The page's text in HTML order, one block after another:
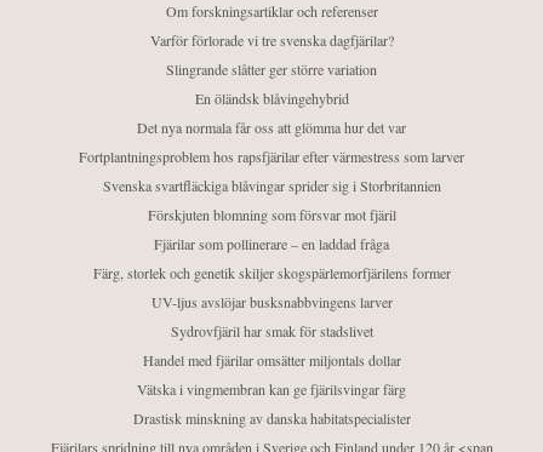
Om forskningsartiklar och referenser
Varför förlorade vi tre svenska dagfjärilar?
Slingrande slåtter ger större variation
En öländsk blåvingehybrid
Det nya normala får oss att glömma hur det var
Fortplantningsproblem hos rapsfjärilar efter värmestress som larver
Svenska svartfläckiga blåvingar sprider sig i Storbritannien
Förskjuten blomning som försvar mot fjäril
Fjärilar som pollinerare – en laddad fråga
Färg, storlek och genetik skiljer skogspärlemorfjärilens former
UV-ljus avslöjar busksnabbvingens larver
Sydrovfjäril har smak för stadslivet
Handel med fjärilar omsätter miljontals dollar
Vätska i vingmembran kan ge fjärilsvingar färg
Drastisk minskning av danska habitatspecialister
Fjärilars spridning till nya områden i Sverige och Finland under 120 år <span